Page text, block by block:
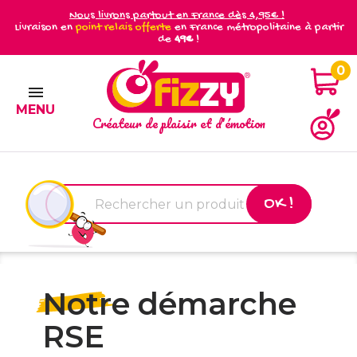
Nous livrons partout en France dès 4,95€ !
Livraison enpoint relais offerteen France métropolitaine à partir
de 49€!

MENU
0
Créateur de plaisir et d'émotion
OK !
Notre démarche
RSE